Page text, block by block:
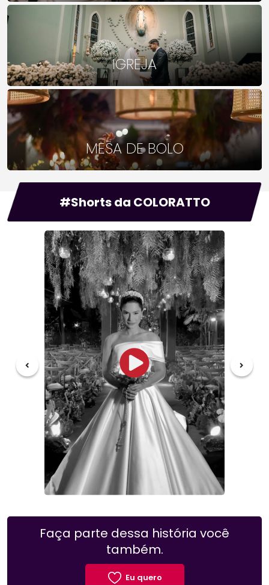
IGREJA
MESA DE BOLO
#Shorts da COLORATTO
Faça parte dessa história você
também.
Eu quero